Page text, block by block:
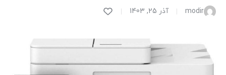
modir آذر 25, 1403